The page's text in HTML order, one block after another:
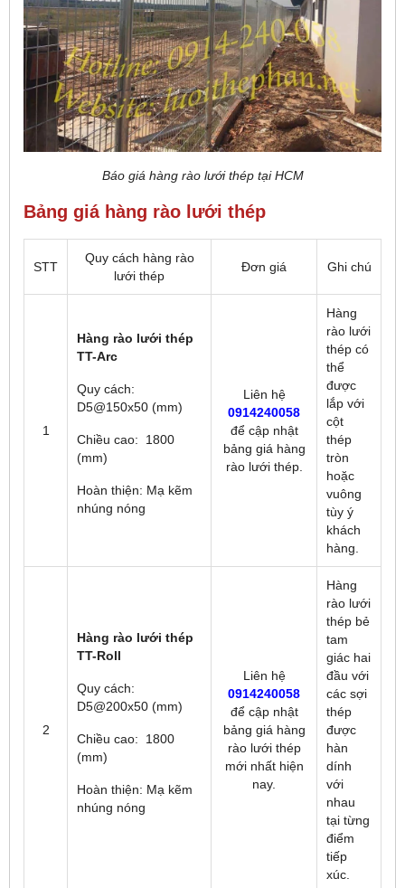
Báo giá hàng rào lưới thép tại HCM
Bảng giá hàng rào lưới thép
STT
Quy cách hàng rào
lưới thép
Đơn giá Ghi chú
1
Hàng rào lưới thép
TT-Arc
Quy cách:
D5@150x50 (mm)
Chiều cao: 1800
(mm)
Hoàn thiện: Mạ kẽm
nhúng nóng
Liên hệ
0914240058
để cập nhật
bảng giá hàng
rào lưới thép.
Hàng
rào lưới
thép có
thể
được
lắp với
cột
thép
tròn
hoặc
vuông
tùy ý
khách
hàng.
2
Hàng rào lưới thép
TT-Roll
Quy cách:
D5@200x50 (mm)
Chiều cao: 1800
(mm)
Hoàn thiện: Mạ kẽm
nhúng nóng
Liên hệ
0914240058
để cập nhật
bảng giá hàng
rào lưới thép
mới nhất hiện
nay.
Hàng
rào lưới
thép bẻ
tam
giác hai
đầu với
các sợi
thép
được
hàn
dính
với
nhau
tại từng
điểm
tiếp
xúc.